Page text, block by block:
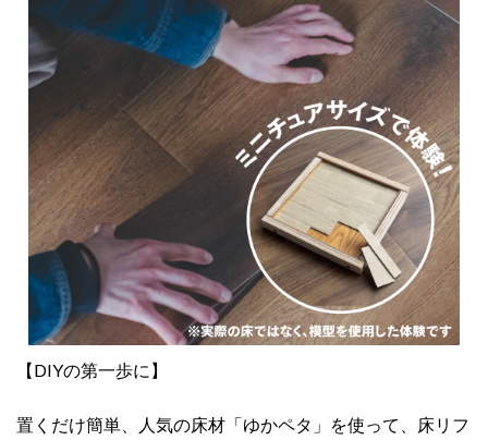
【DIYの第一歩に】
置くだけ簡単、人気の床材「ゆかペタ」を使って、床リフ